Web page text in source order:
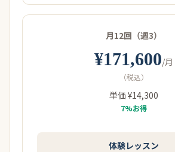
月12回（週3）
¥171,600/月
（税込）
単価 ¥14,300
7%お得
体験レッスン